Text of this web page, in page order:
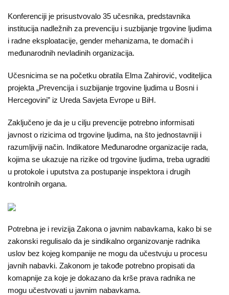
Dokumenti
Javni
English
Konferenciji je prisustvovalo 35 učesnika, predstavnika
institucija nadležnih za prevenciju i suzbijanje trgovine ljudima
i radne eksploatacije, gender mehanizama, te domaćih i
međunarodnih nevladinih organizacija.
Učesnicima se na početku obratila Elma Zahirović, voditeljica
projekta „Prevencija i suzbijanje trgovine ljudima u Bosni i
Hercegovini” iz Ureda Savjeta Evrope u BiH.
Zaključeno je da je u cilju prevencije potrebno informisati
javnost o rizicima od trgovine ljudima, na što jednostavniji i
razumljiviji način. Indikatore Međunarodne organizacije rada,
kojima se ukazuje na rizike od trgovine ljudima, treba ugraditi
u protokole i uputstva za postupanje inspektora i drugih
kontrolnih organa.
Potrebna je i revizija Zakona o javnim nabavkama, kako bi se
zakonski regulisalo da je sindikalno organizovanje radnika
uslov bez kojeg kompanije ne mogu da učestvuju u procesu
javnih nabavki. Zakonom je takođe potrebno propisati da
komapnije za koje je dokazano da krše prava radnika ne
mogu učestvovati u javnim nabavkama.